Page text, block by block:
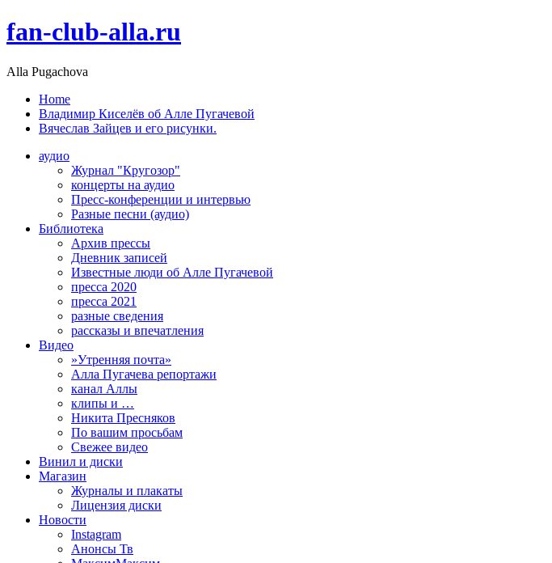
fan-club-alla.ru
Alla Pugachova
Home
Владимир Киселёв об Алле Пугачевой
Вячеслав Зайцев и его рисунки.
аудио
Журнал "Кругозор"
концерты на аудио
Пресс-конференции и интервью
Разные песни (аудио)
Библиотека
Архив прессы
Дневник записей
Известные люди об Алле Пугачевой
пресса 2020
пресса 2021
разные сведения
рассказы и впечатления
Видео
»Утренняя почта»
Алла Пугачева репортажи
канал Аллы
клипы и …
Никита Пресняков
По вашим просьбам
Свежее видео
Винил и диски
Магазин
Журналы и плакаты
Лицензия диски
Новости
Instagram
Анонсы Тв